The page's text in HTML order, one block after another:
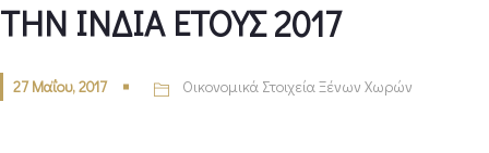
ΤΗΝ ΙΝΔΙΑ ΕΤΟΥΣ 2017
27 Μαΐου, 2017 Οικονομικά Στοιχεία Ξένων Χωρών